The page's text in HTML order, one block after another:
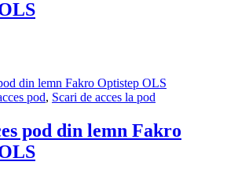
pod, Scari de acces la pod
pod din lemn Fakro